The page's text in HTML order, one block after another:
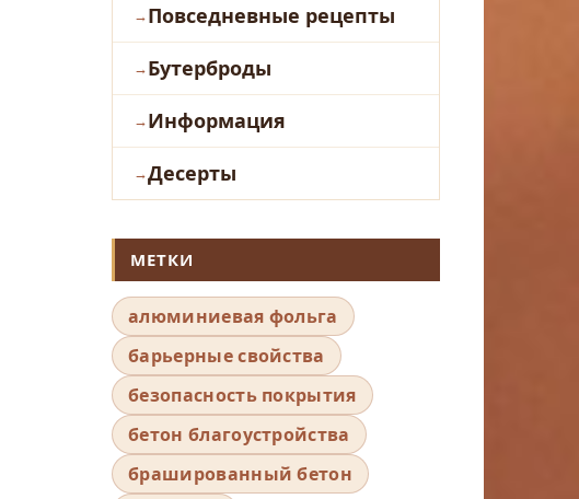
Повседневные рецепты
Бутерброды
Информация
Десерты
МЕТКИ
алюминиевая фольга
барьерные свойства
безопасность покрытия
бетон благоустройства
брашированный бетон